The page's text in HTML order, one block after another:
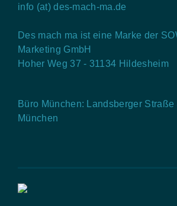
info (at) des-mach-ma.de
Des mach ma ist eine Marke der
Marketing GmbH
Hoher Weg 37 - 31134 Hildesheim
Büro München: Landsberger Straße
München